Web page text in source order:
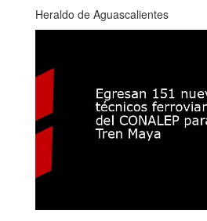
Heraldo de Aguascalientes